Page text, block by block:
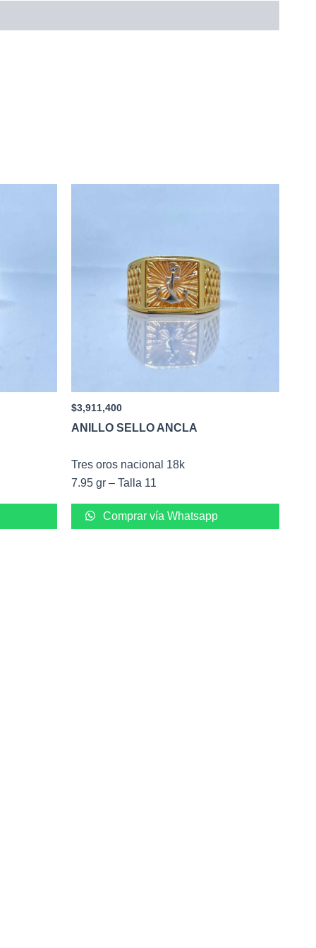
$3,911,400
ANILLO SELLO ANCLA
Tres oros nacional 18k
7.95 gr – Talla 11
Comprar vía Whatsapp